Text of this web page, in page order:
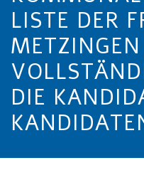
LISTE DER
METZINGEN
DIE